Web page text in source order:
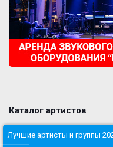
Каталог артистов
Лучшие артисты и группы